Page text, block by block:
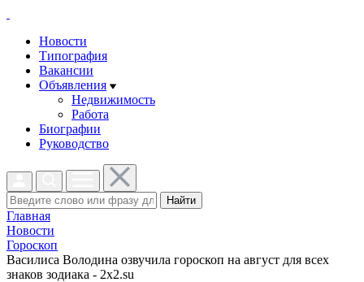
Новости
Типография
Вакансии
Объявления
Недвижимость
Работа
Биографии
Руководство
Найти
Главная
Новости
Гороскоп
Василиса Володина озвучила гороскоп на август для всех
знаков зодиака - 2x2.su